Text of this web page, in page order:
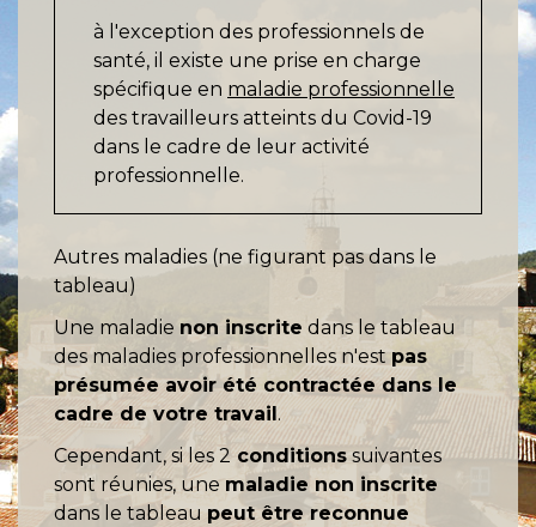
à l'exception des professionnels de
santé, il existe une prise en charge
spécifique en maladie professionnelle
des travailleurs atteints du Covid-19
dans le cadre de leur activité
professionnelle.
Autres maladies (ne figurant pas dans le
tableau)
Une maladie non inscrite dans le tableau
des maladies professionnelles n'est pas
présumée avoir été contractée dans le
cadre de votre travail.
Cependant, si les 2 conditions suivantes
sont réunies, une maladie non inscrite
dans le tableau peut être reconnue